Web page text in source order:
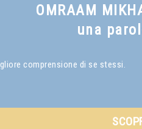
OMRAAM
una
comprensione di se stessi.